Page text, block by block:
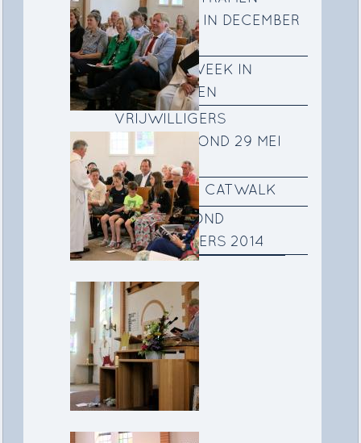
GEPLAATST IN DECEMBER
2015
DE STILLE WEEK IN
SCHILDERIJEN
VRIJWILLIGERS
VERWENAVOND 29 MEI
2015
KERK OP DE CATWALK
BEDANKAVOND
VRIJWILLIGERS 2014